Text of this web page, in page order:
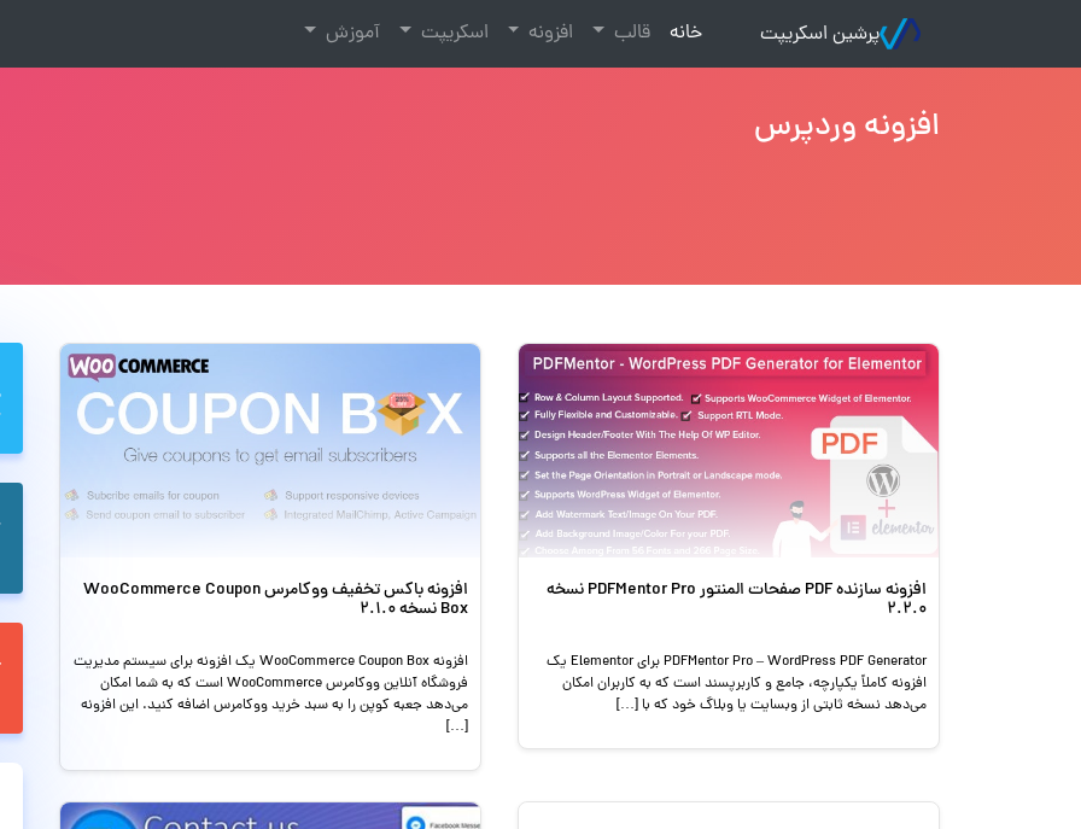
پرشین اسکریپت خانه
(current) قالب افزونه اسکریپت آموزش
افزونه وردپرس
افزونه سازنده PDF صفحات المنتور PDFMentor Pro نسخه
2.2.0
PDFMentor Pro – WordPress PDF Generator برای Elementor یک
افزونه کاملاً یکپارچه، جامع و کاربرپسند است که به کاربران امکان
می‌دهد نسخه ثابتی از وبسایت یا وبلاگ خود که با […]
افزونه باکس تخفیف ووکامرس WooCommerce Coupon
Box نسخه 2.1.0
افزونه WooCommerce Coupon Box یک افزونه برای سیستم مدیریت
فروشگاه آنلاین ووکامرس WooCommerce است که به شما امکان
می‌دهد جعبه کوپن را به سبد خرید ووکامرس اضافه کنید. این افزونه
[…]